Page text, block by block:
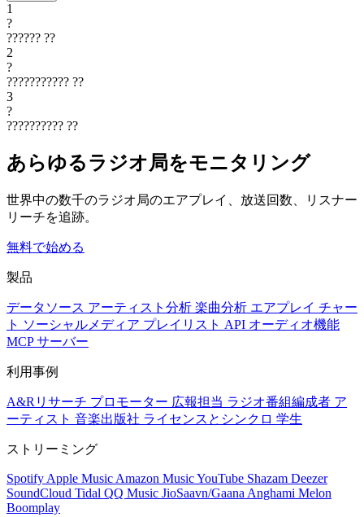
1
?
?????? ??
2
?
??????????? ??
3
?
?????????? ??
あらゆるラジオ局をモニタリング
世界中の数千のラジオ局のエアプレイ、放送回数、リスナー
リーチを追跡。
無料で始める
製品
データソース アーティスト分析 楽曲分析 エアプレイ チャー
ト ソーシャルメディア プレイリスト API オーディオ機能
MCP サーバー
利用事例
A&Rリサーチ プロモーター 広報担当 ラジオ番組編成者 ア
ーティスト 音楽出版社 ライセンスとシンクロ 学生
ストリーミング
Spotify Apple Music Amazon MusicYouTube Shazam Deezer
SoundCloud Tidal QQ Music JioSaavn/Gaana Anghami Melon
Boomplay